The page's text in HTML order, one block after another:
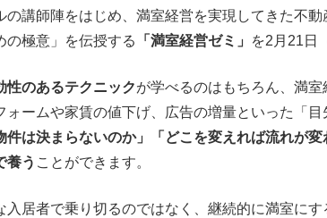
の講師陣をはじめ、満室経営を実現してきた不
の極意」を伝授する
「満室経営ゼミ」 を2月21日
性のあるテクニックが学べるのはもちろん、満
ォームや家賃の値下げ、広告の増量といった「
件は決まらないのか」「どこを変えれば流れが
養う ことができます。
入居者で乗り切るのではなく、継続的に満室に